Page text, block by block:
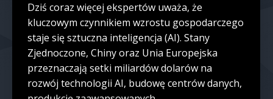
Dziś coraz więcej ekspertów uważa, że
kluczowym czynnikiem wzrostu gospodarczego
staje się sztuczna inteligencja (AI). Stany
Zjednoczone, Chiny oraz Unia Europejska
przeznaczają setki miliardów dolarów na
rozwój technologii AI, budowę centrów danych,